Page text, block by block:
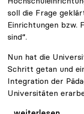
soll die Frage
Einrichtungen bzw.
sind“.
Nun hat die
Schritt getan und
Integration der
Universitäten